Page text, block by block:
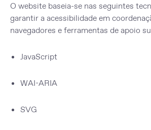
O website baseia-se nas seguintes
garantir a acessibilidade em
navegadores e ferramentas de apoio
JavaScript
WAI-ARIA
SVG